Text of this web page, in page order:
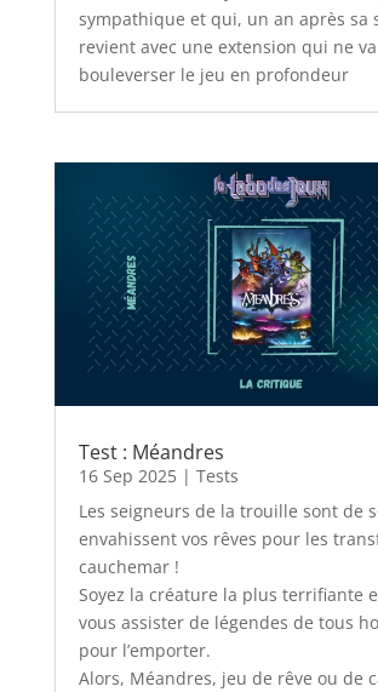
sympathique et qui, un an après sa
revient avec une extension qui ne
bouleverser le jeu en profondeur
Test : Méandres
16 Sep 2025| Tests
Les seigneurs de la trouille sont de
envahissent vos rêves pour les
cauchemar !
Soyez la créature la plus terrifiante
vous assister de légendes de tous
pour l’emporter.
Alors, Méandres, jeu de rêve ou de